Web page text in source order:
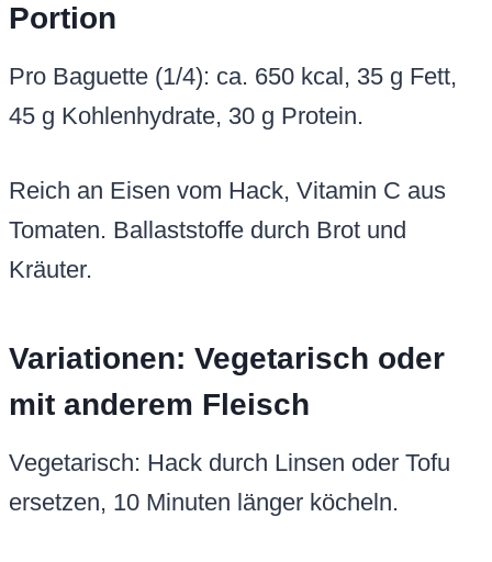
Portion
Pro Baguette (1/4): ca. 650 kcal, 35 g Fett,
45 g Kohlenhydrate, 30 g Protein.
Reich an Eisen vom Hack, Vitamin C aus
Tomaten. Ballaststoffe durch Brot und
Kräuter.
Variationen: Vegetarisch oder
mit anderem Fleisch
Vegetarisch: Hack durch Linsen oder Tofu
ersetzen, 10 Minuten länger köcheln.